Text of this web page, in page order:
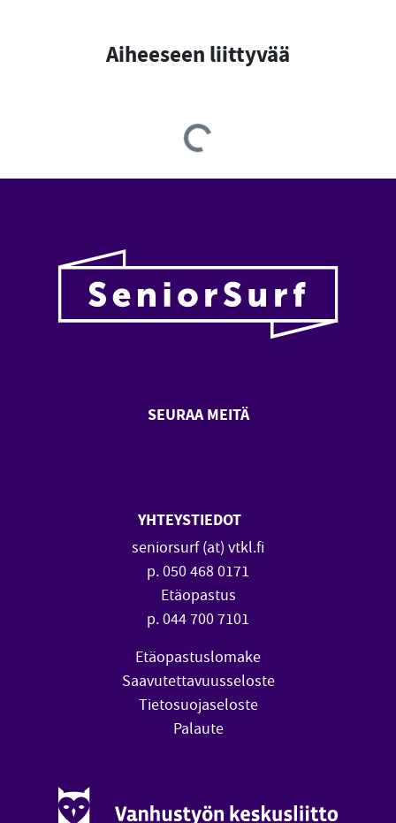
Aiheeseen liittyvää
Loading...
SEURAA MEITÄ
YHTEYSTIEDOT
seniorsurf (at) vtkl.fi
p. 050 468 0171
Etäopastus
p. 044 700 7101
Etäopastuslomake
Saavutettavuusseloste
Tietosuojaseloste
Palaute